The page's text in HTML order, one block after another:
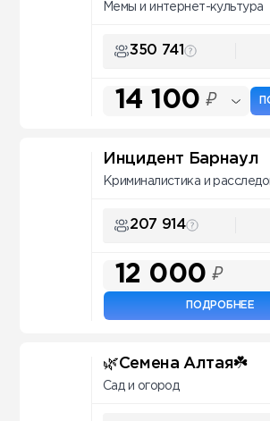
Мемы и интернет-культура
350 741
14 100 ₽
Инцидент Барнаул
Криминалистика и
207 914
12 000 ₽
ПОДРОБНЕЕ
🌿Семена Алтая☘️
Сад и огород